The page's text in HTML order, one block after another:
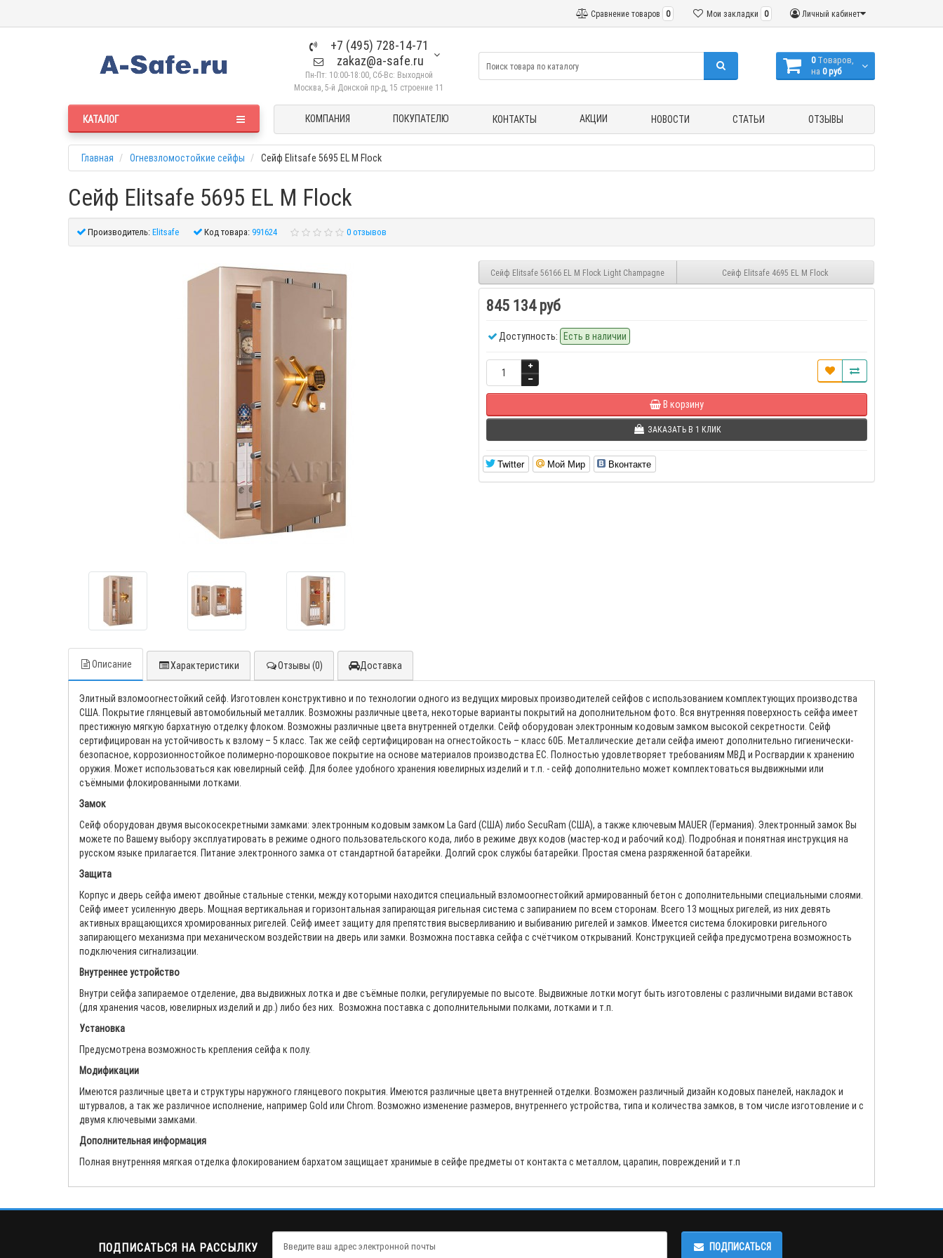
Личный кабинет
Мои закладки 0
Сравнение товаров 0
+7 (495) 728-14-71
zakaz@a-safe.ru
Пн-Пт: 10:00-18:00, Сб-Вс: Выходной
Москва, 5-й Донской пр-д, 15 строение 11
0 Tоваров,
на 0 руб
КАТАЛОГ КОМПАНИЯ ПОКУПАТЕЛЮ КОНТАКТЫ АКЦИИ НОВОСТИ СТАТЬИ ОТЗЫВЫ
Главная Огневзломостойкие сейфы Сейф Elitsafe 5695 EL M Flock
Сейф Elitsafe 5695 EL M Flock
Производитель:Elitsafe Код товара:991624 0 отзывов
Сейф Elitsafe 56166 EL M Flock Light Champagne Сейф Elitsafe 4695 EL M Flock
845 134 руб
Доступность: Есть в наличии
В корзину
ЗАКАЗАТЬ В 1 КЛИК
Twitter Мой Мир Вконтакте
Описание Характеристики Отзывы (0) Доставка
Элитный взломоогнестойкий сейф. Изготовлен конструктивно и по технологии одного из ведущих мировых производителей сейфов с использованием комплектующих производства
США. Покрытие глянцевый автомобильный металлик. Возможны различные цвета, некоторые варианты покрытий на дополнительном фото. Вся внутренняя поверхность сейфа имеет
престижную мягкую бархатную отделку флоком. Возможны различные цвета внутренней отделки. Сейф оборудован электронным кодовым замком высокой секретности. Сейф
сертифицирован на устойчивость к взлому – 5 класс. Так же сейф сертифицирован на огнестойкость – класс 60Б. Металлические детали сейфа имеют дополнительно гигиенически-
безопасное, коррозионностойкое полимерно-порошковое покрытие на основе материалов производства ЕС. Полностью удовлетворяет требованиям МВД и Росгвардии к хранению
оружия. Может использоваться как ювелирный сейф. Для более удобного хранения ювелирных изделий и т.п. - сейф дополнительно может комплектоваться выдвижными или
съёмными флокированными лотками.
Замок
Сейф оборудован двумя высокосекретными замками: электронным кодовым замком La Gard (США) либо SecuRam (США), а также ключевым MAUER (Германия). Электронный замок Вы
можете по Вашему выбору эксплуатировать в режиме одного пользовательского кода, либо в режиме двух кодов (мастер-код и рабочий код). Подробная и понятная инструкция на
русском языке прилагается. Питание электронного замка от стандартной батарейки. Долгий срок службы батарейки. Простая смена разряженной батарейки.
Защита
Корпус и дверь сейфа имеют двойные стальные стенки, между которыми находится специальный взломоогнестойкий армированный бетон с дополнительными специальными слоями.
Сейф имеет усиленную дверь. Мощная вертикальная и горизонтальная запирающая ригельная система с запиранием по всем сторонам. Всего 13 мощных ригелей, из них девять
активных вращающихся хромированных ригелей. Сейф имеет защиту для препятствия высверливанию и выбиванию ригелей и замков. Имеется система блокировки ригельного
запирающего механизма при механическом воздействии на дверь или замки. Возможна поставка сейфа с счётчиком открываний. Конструкцией сейфа предусмотрена возможность
подключения сигнализации.
Внутреннее устройство
Внутри сейфа запираемое отделение, два выдвижных лотка и две съёмные полки, регулируемые по высоте. Выдвижные лотки могут быть изготовлены с различными видами вставок
(для хранения часов, ювелирных изделий и др.) либо без них. Возможна поставка с дополнительными полками, лотками и т.п.
Установка
Предусмотрена возможность крепления сейфа к полу.
Модификации
Имеются различные цвета и структуры наружного глянцевого покрытия. Имеются различные цвета внутренней отделки. Возможен различный дизайн кодовых панелей, накладок и
штурвалов, а так же различное исполнение, например Gold или Chrom. Возможно изменение размеров, внутреннего устройства, типа и количества замков, в том числе изготовление и с
двумя ключевыми замками.
Дополнительная информация
Полная внутренняя мягкая отделка флокированием бархатом защищает хранимые в сейфе предметы от контакта с металлом, царапин, повреждений и т.п
ПОДПИСАТЬСЯ НА РАССЫЛКУ ПОДПИСАТЬСЯ